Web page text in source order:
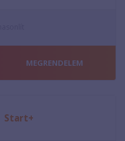
MEGRENDELEM
Start+